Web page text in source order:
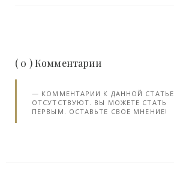
( 0 ) Комментарии
КОММЕНТАРИИ К ДАННОЙ СТАТЬЕ
ОТСУТСТВУЮТ. ВЫ МОЖЕТЕ СТАТЬ
ПЕРВЫМ. ОСТАВЬТЕ СВОЕ МНЕНИЕ!